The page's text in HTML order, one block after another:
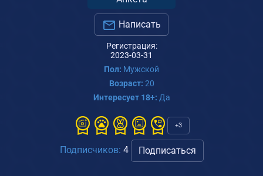
Написать
Регистрация:
2023-03-31
Пол: Мужской
Возраст: 20
Интересует 18+: Да
+3
Подписчиков: 4 Подписаться